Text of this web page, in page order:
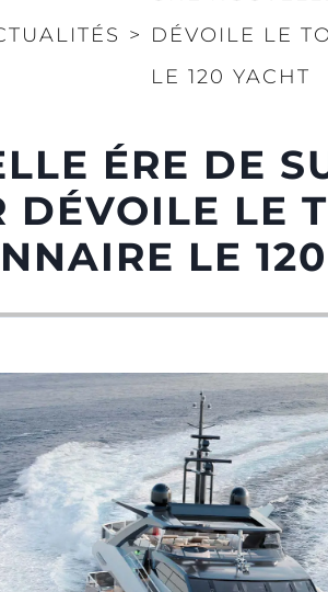
> DÉVOILE LE
LE 120 YACHT
ÉRE DE
DÉVOILE LE
LE